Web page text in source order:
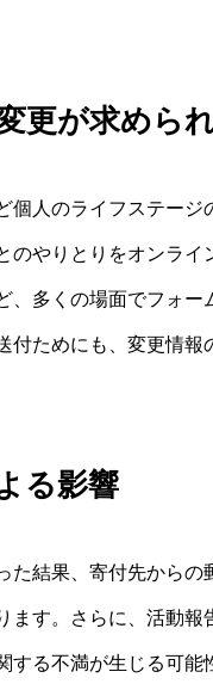
更が求めら
個人のライフステー
のやりとりをオンラ
、多くの場面でフォ
付ためにも、変更情報
る影響
た結果、寄付先から
ます。さらに、活動
する不満が生じる可能